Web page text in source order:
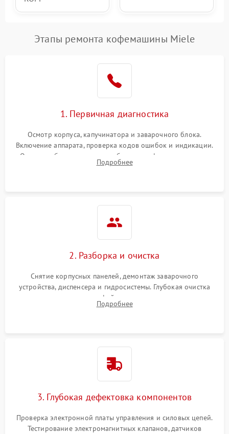
Этапы ремонта кофемашины Miele
1. Первичная диагностика
Осмотр корпуса, капучинатора и заварочного блока.
Включение аппарата, проверка кодов ошибок и индикации.
Оценка работы помпы, термоблока и кофемолки на слух.
Измерение температуры и давления воды для выявления
Подробнее
2. Разборка и очистка
Снятие корпусных панелей, демонтаж заварочного
устройства, диспенсера и гидросистемы. Глубокая очистка
внутренних узлов от кофейных масел, жмыха и накипи.
Промывка дренажных каналов и фильтров с использованием
Подробнее
3. Глубокая дефектовка компонентов
Проверка электронной платы управления и силовых цепей.
Тестирование электромагнитных клапанов, датчиков